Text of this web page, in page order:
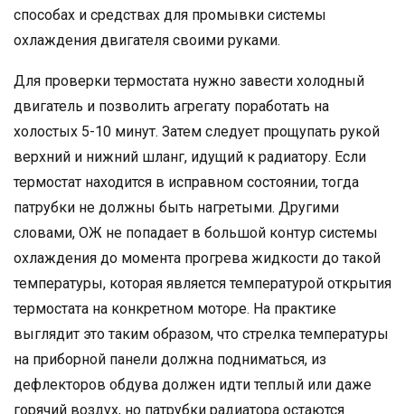
способах и средствах для промывки системы
охлаждения двигателя своими руками.
Для проверки термостата нужно завести холодный
двигатель и позволить агрегату поработать на
холостых 5-10 минут. Затем следует прощупать рукой
верхний и нижний шланг, идущий к радиатору. Если
термостат находится в исправном состоянии, тогда
патрубки не должны быть нагретыми. Другими
словами, ОЖ не попадает в большой контур системы
охлаждения до момента прогрева жидкости до такой
температуры, которая является температурой открытия
термостата на конкретном моторе. На практике
выглядит это таким образом, что стрелка температуры
на приборной панели должна подниматься, из
дефлекторов обдува должен идти теплый или даже
горячий воздух, но патрубки радиатора остаются